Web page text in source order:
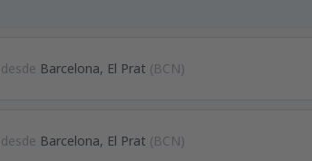
desde Barcelona, El Prat (BCN)
desde Barcelona, El Prat (BCN)